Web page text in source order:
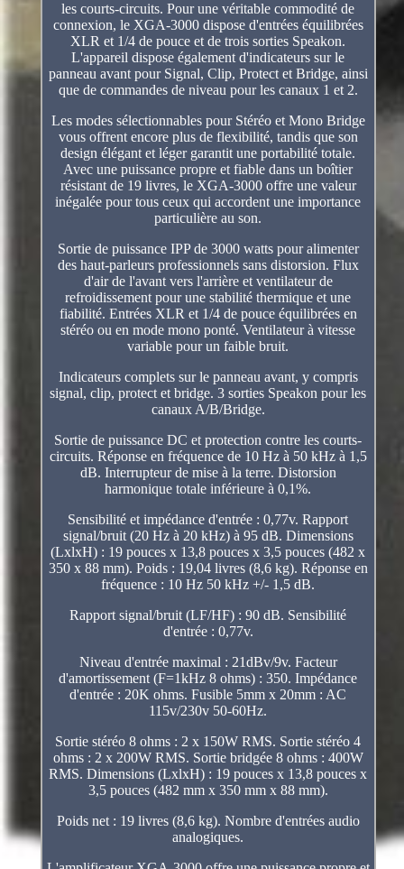
les courts-circuits. Pour une véritable commodité de
connexion, le XGA-3000 dispose d'entrées équilibrées
XLR et 1/4 de pouce et de trois sorties Speakon.
L'appareil dispose également d'indicateurs sur le
panneau avant pour Signal, Clip, Protect et Bridge, ainsi
que de commandes de niveau pour les canaux 1 et 2.
Les modes sélectionnables pour Stéréo et Mono Bridge
vous offrent encore plus de flexibilité, tandis que son
design élégant et léger garantit une portabilité totale.
Avec une puissance propre et fiable dans un boîtier
résistant de 19 livres, le XGA-3000 offre une valeur
inégalée pour tous ceux qui accordent une importance
particulière au son.
Sortie de puissance IPP de 3000 watts pour alimenter
des haut-parleurs professionnels sans distorsion. Flux
d'air de l'avant vers l'arrière et ventilateur de
refroidissement pour une stabilité thermique et une
fiabilité. Entrées XLR et 1/4 de pouce équilibrées en
stéréo ou en mode mono ponté. Ventilateur à vitesse
variable pour un faible bruit.
Indicateurs complets sur le panneau avant, y compris
signal, clip, protect et bridge. 3 sorties Speakon pour les
canaux A/B/Bridge.
Sortie de puissance DC et protection contre les courts-
circuits. Réponse en fréquence de 10 Hz à 50 kHz à 1,5
dB. Interrupteur de mise à la terre. Distorsion
harmonique totale inférieure à 0,1%.
Sensibilité et impédance d'entrée : 0,77v. Rapport
signal/bruit (20 Hz à 20 kHz) à 95 dB. Dimensions
(LxlxH) : 19 pouces x 13,8 pouces x 3,5 pouces (482 x
350 x 88 mm). Poids : 19,04 livres (8,6 kg). Réponse en
fréquence : 10 Hz 50 kHz +/- 1,5 dB.
Rapport signal/bruit (LF/HF) : 90 dB. Sensibilité
d'entrée : 0,77v.
Niveau d'entrée maximal : 21dBv/9v. Facteur
d'amortissement (F=1kHz 8 ohms) : 350. Impédance
d'entrée : 20K ohms. Fusible 5mm x 20mm : AC
115v/230v 50-60Hz.
Sortie stéréo 8 ohms : 2 x 150W RMS. Sortie stéréo 4
ohms : 2 x 200W RMS. Sortie bridgée 8 ohms : 400W
RMS. Dimensions (LxlxH) : 19 pouces x 13,8 pouces x
3,5 pouces (482 mm x 350 mm x 88 mm).
Poids net : 19 livres (8,6 kg). Nombre d'entrées audio
analogiques.